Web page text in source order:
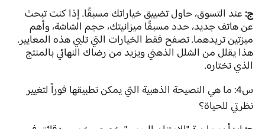
ج:عند التسوق، حاول تضييق خياراتك مسبقًا. إذا كنت تبحث
عن هاتف جديد، حدد مسبقًا ميزانيتك، حجم الشاشة، وأهم
ميزتين تريدهما. تصفح فقط الخيارات التي تلبي هذه المعايير.
هذا يقلل من الشلل الذهني ويزيد من رضاك النهائي بالمنتج
الذي تختاره.
س4: ما هي النصيحة الذهبية التي يمكن تطبيقها فوراً لتغيير
نظرتي للحياة؟